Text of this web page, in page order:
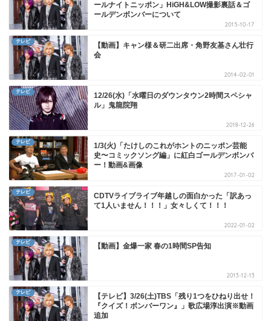
ールナイトニッポン」HiGH&LOW撮影裏話＆ゴ
ールデンボンバーについて
2015-10-17
テレビ
【動画】キャン様＆研二出席・角野友基さん壮行
会
2014-02-01
テレビ
12/26(水)「水曜日のダウンタウン2時間スペシャ
ル」鬼龍院翔
2018-12-26
テレビ
1/3(火)「たけしのこれがホントのニッポン芸能
史〜コミックソング編」に紅白ゴールデンボンバ
ー！動画&画像
2017-01-02
テレビ
CDTVライブライブ年越しの面白かった「訳あっ
て1人いません！！！」女々しくて！！！
2022-01-02
テレビ 【動画】金爆一家 春の1時間SP告知
2013-12-13
テレビ
【テレビ】3/26(土)TBS「残り1つをひねり出せ！
『クイズ！ボンバーワン』」歌広場淳出演※動画
追加